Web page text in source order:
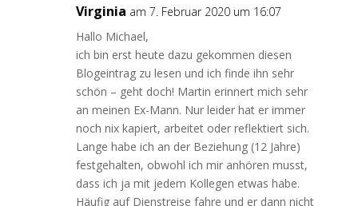
Virginia am 7. Februar 2020 um 16:07
Hallo Michael,
ich bin erst heute dazu gekommen diesen
Blogeintrag zu lesen und ich finde ihn sehr
schön – geht doch! Martin erinnert mich sehr
an meinen Ex-Mann. Nur leider hat er immer
noch nix kapiert, arbeitet oder reflektiert sich.
Lange habe ich an der Beziehung (12 Jahre)
festgehalten, obwohl ich mir anhören musst,
dass ich ja mit jedem Kollegen etwas habe.
Häufig auf Dienstreise fahre und er dann nicht